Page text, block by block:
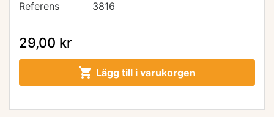
Referens
3816
29,00 kr
 Lägg till i varukorgen